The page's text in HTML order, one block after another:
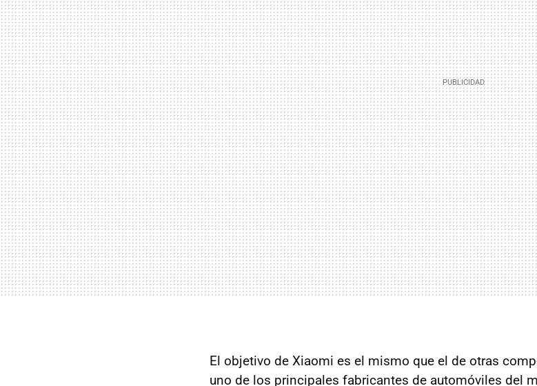
El objetivo de Xiaomi es el mismo que el de otras
uno de los principales fabricantes de automóviles del